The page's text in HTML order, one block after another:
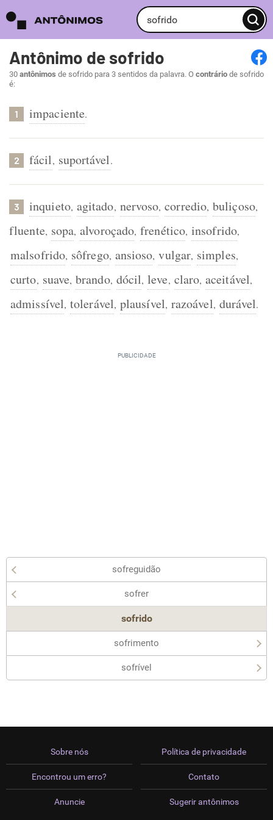
Antônimo de sofrido
30 antônimos de sofrido para 3 sentidos da palavra. O contrário de sofrido
é:
1 impaciente.
2 fácil, suportável.
3 inquieto, agitado, nervoso, corredio, buliçoso,
fluente, sopa, alvoroçado, frenético, insofrido,
malsofrido, sôfrego, ansioso, vulgar, simples,
curto, suave, brando, dócil, leve, claro, aceitável,
admissível, tolerável, plausível, razoável, durável.
sofreguidão
sofrer
sofrido
sofrimento
sofrível
Sobre nós
Encontrou um erro?
Anuncie
Política de privacidade
Contato
Sugerir antônimos